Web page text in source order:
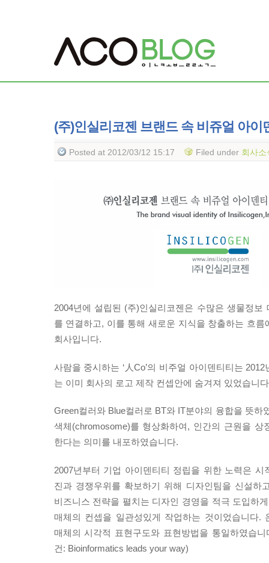
(주)인실리코젠 브랜드 속 비쥬얼 아이
Posted at 2012/03/12 15:17 Filed under 회사소
2004년에 설립된 (주)인실리코젠은 수많은 생물정보
를 연결하고, 이를 통해 새로운 지식을 창출하는 흐름
회사입니다.
사람을 중시하는 ‘人Co’의 비주얼 아이덴티티는
는 이미 회사의 로고 제작 컨셉안에 숨겨져 있었습니
Green컬러와 Blue컬러로 BT와 IT분야의 융합을 뜻하
색체(chromosome)를 형상화하여, 인간의 근원을 상
한다는 의미를 내포하였습니다.
2007년부터 기업 아이덴티티 정립을 위한 노력은 시
진과 경쟁우위를 확보하기 위해 디자인팀을 신설하
비즈니스 전략을 펼치는 디자인 경영을 적극 도입하
매체의 컨셉을 일관성있게 작업하는 것이었습니다.
매체의 시각적 표현구도와 표현방법을 통일하였습
건: Bioinformatics leads your way)